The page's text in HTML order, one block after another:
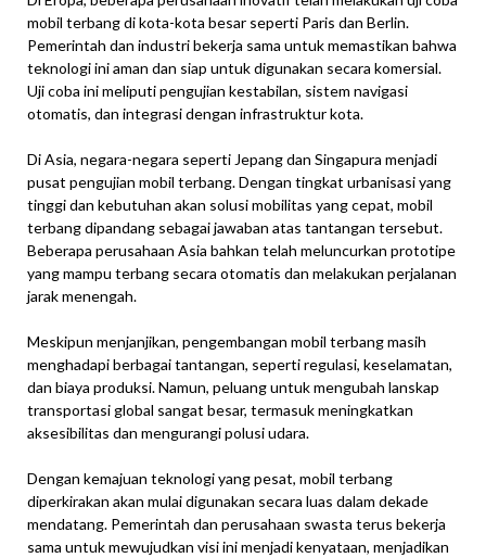
mobil terbang di kota-kota besar seperti Paris dan Berlin.
Pemerintah dan industri bekerja sama untuk memastikan bahwa
teknologi ini aman dan siap untuk digunakan secara komersial.
Uji coba ini meliputi pengujian kestabilan, sistem navigasi
otomatis, dan integrasi dengan infrastruktur kota.
Di Asia, negara-negara seperti Jepang dan Singapura menjadi
pusat pengujian mobil terbang. Dengan tingkat urbanisasi yang
tinggi dan kebutuhan akan solusi mobilitas yang cepat, mobil
terbang dipandang sebagai jawaban atas tantangan tersebut.
Beberapa perusahaan Asia bahkan telah meluncurkan prototipe
yang mampu terbang secara otomatis dan melakukan perjalanan
jarak menengah.
Meskipun menjanjikan, pengembangan mobil terbang masih
menghadapi berbagai tantangan, seperti regulasi, keselamatan,
dan biaya produksi. Namun, peluang untuk mengubah lanskap
transportasi global sangat besar, termasuk meningkatkan
aksesibilitas dan mengurangi polusi udara.
Dengan kemajuan teknologi yang pesat, mobil terbang
diperkirakan akan mulai digunakan secara luas dalam dekade
mendatang. Pemerintah dan perusahaan swasta terus bekerja
sama untuk mewujudkan visi ini menjadi kenyataan, menjadikan